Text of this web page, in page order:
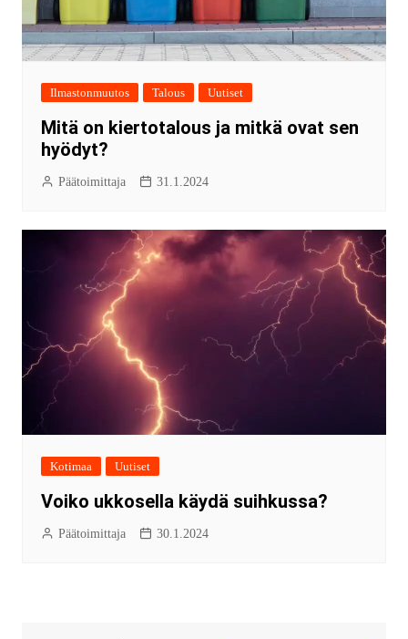
Ilmastonmuutos Talous Uutiset
Mitä on kiertotalous ja mitkä ovat sen
hyödyt?
Päätoimittaja 31.1.2024
Kotimaa Uutiset
Voiko ukkosella käydä suihkussa?
Päätoimittaja 30.1.2024